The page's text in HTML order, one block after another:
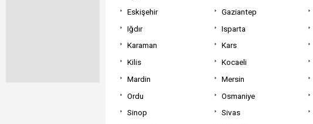
Eskişehir
Gaziantep
Iğdır
Isparta
Karaman
Kars
Kilis
Kocaeli
Mardin
Mersin
Ordu
Osmaniye
Sinop
Sivas